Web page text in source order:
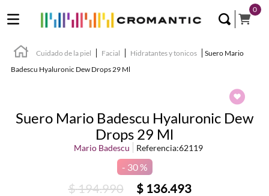
0
Cuidado de la piel Facial Hidratantes y tonicos
Suero Mario
Badescu Hyaluronic Dew Drops 29 Ml
Suero Mario Badescu Hyaluronic Dew
Drops 29 Ml
Mario Badescu Referencia:62119
30 %
$194.990 $ 136.493